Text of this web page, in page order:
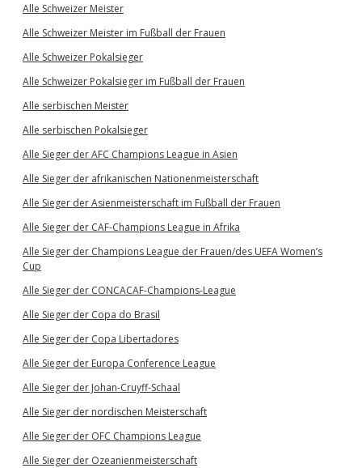
Alle Schweizer Meister
Alle Schweizer Meister im Fußball der Frauen
Alle Schweizer Pokalsieger
Alle Schweizer Pokalsieger im Fußball der Frauen
Alle serbischen Meister
Alle serbischen Pokalsieger
Alle Sieger der AFC Champions League in Asien
Alle Sieger der afrikanischen Nationenmeisterschaft
Alle Sieger der Asienmeisterschaft im Fußball der Frauen
Alle Sieger der CAF-Champions League in Afrika
Alle Sieger der Champions League der Frauen/des UEFA Women’s
Cup
Alle Sieger der CONCACAF-Champions-League
Alle Sieger der Copa do Brasil
Alle Sieger der Copa Libertadores
Alle Sieger der Europa Conference League
Alle Sieger der Johan-Cruyff-Schaal
Alle Sieger der nordischen Meisterschaft
Alle Sieger der OFC Champions League
Alle Sieger der Ozeanienmeisterschaft